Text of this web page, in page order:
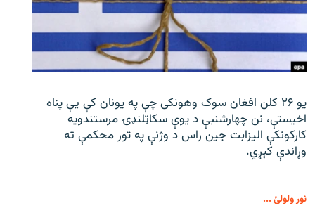
یو ۲۶ کلن افغان سوک‌ وهونکی چې په یونان کې یې پناه
اخیستې، نن چهارشنبې د یوې سکاټلنډۍ مرستندویه
کارکونکې الیزابت جین راس د وژنې په تور محکمې ته
وړاندې کېږي.
نور ولولئ ...